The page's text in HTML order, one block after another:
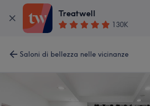
Treatwell
130K
Saloni di bellezza nelle vicinanze